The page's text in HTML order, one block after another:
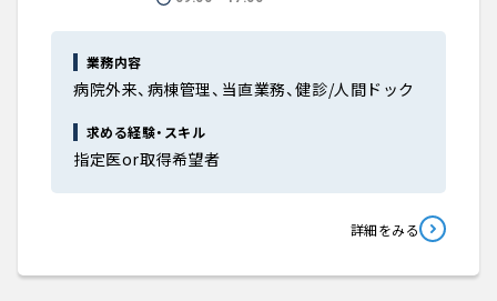
業務内容
病院外来、病棟管理、当直業務、健診/人間ドック
求める経験・スキル
指定医or取得希望者
詳細をみる